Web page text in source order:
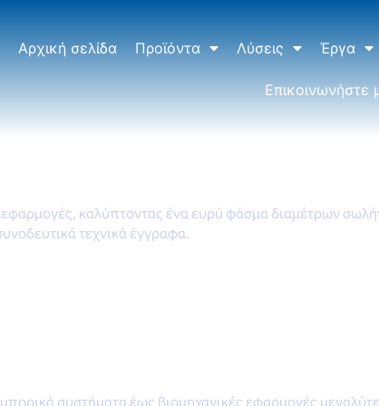
Αρχική σελίδα Προϊόντα Λύσεις Έργα
Επικοινωνήστε
εφαρμογές, καλύπτοντας ένα ευρύ φάσμα διαμέτρων
τεχνικά έγγραφα.